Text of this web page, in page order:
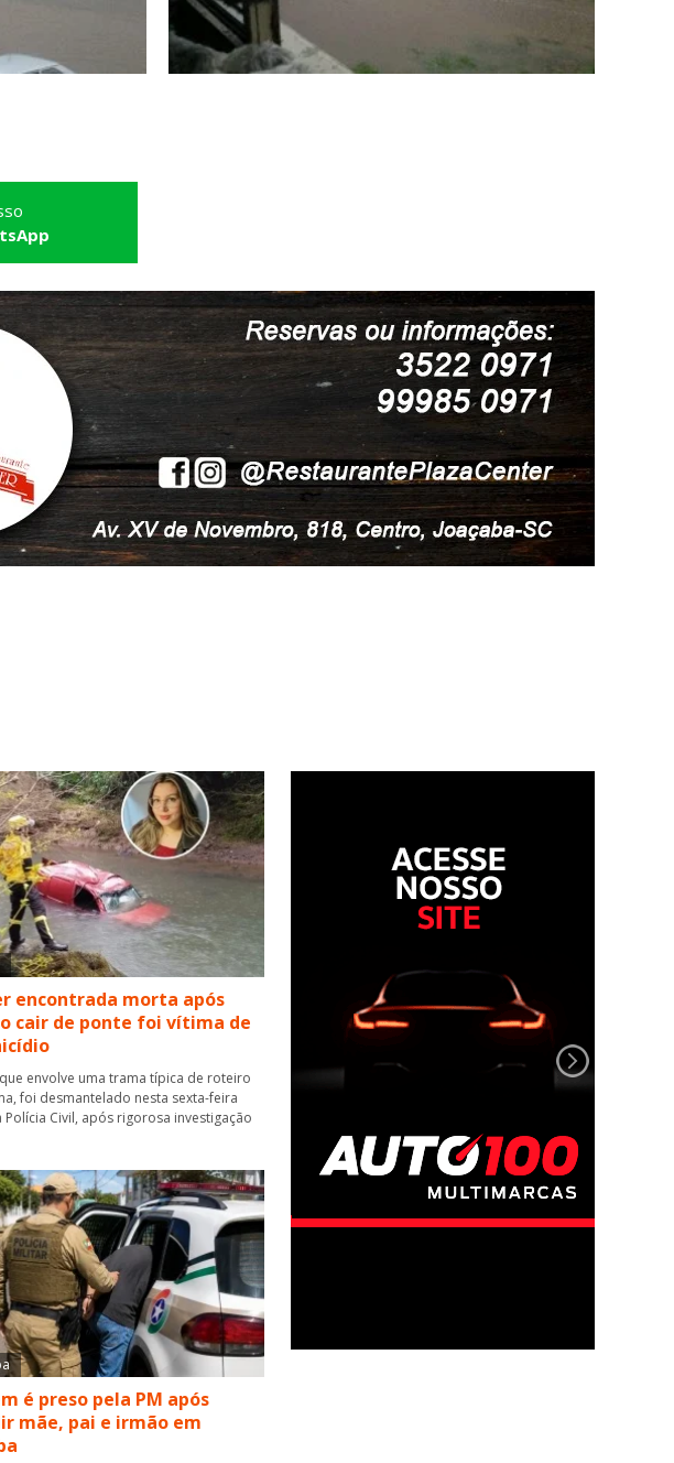
encontrada morta após
cair de ponte foi vítima de
envolve uma trama típica de roteiro
foi desmantelado nesta sexta-feira
Polícia Civil, após rigorosa investigação
é preso pela PM após
mãe, pai e irmão em